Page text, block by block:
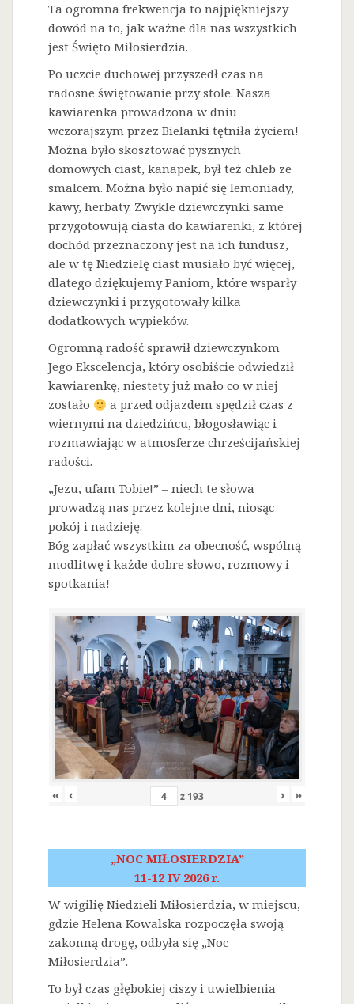
Ta ogromna frekwencja to najpiękniejszy
dowód na to, jak ważne dla nas wszystkich
jest Święto Miłosierdzia.
Po uczcie duchowej przyszedł czas na
radosne świętowanie przy stole. Nasza
kawiarenka prowadzona w dniu
wczorajszym przez Bielanki tętniła życiem!
Można było skosztować pysznych
domowych ciast, kanapek, był też chleb ze
smalcem. Można było napić się lemoniady,
kawy, herbaty. Zwykle dziewczynki same
przygotowują ciasta do kawiarenki, z której
dochód przeznaczony jest na ich fundusz,
ale w tę Niedzielę ciast musiało być więcej,
dlatego dziękujemy Paniom, które wsparły
dziewczynki i przygotowały kilka
dodatkowych wypieków.
Ogromną radość sprawił dziewczynkom
Jego Ekscelencja, który osobiście odwiedził
kawiarenkę, niestety już mało co w niej
zostało
a przed odjazdem spędził czas z
wiernymi na dziedzińcu, błogosławiąc i
rozmawiając w atmosferze chrześcijańskiej
radości.
„Jezu, ufam Tobie!” – niech te słowa
prowadzą nas przez kolejne dni, niosąc
pokój i nadzieję.
Bóg zapłać wszystkim za obecność, wspólną
modlitwę i każde dobre słowo, rozmowy i
spotkania!
« ‹ z 193 › »
„NOC MIŁOSIERDZIA”
11-12 IV 2026 r.
W wigilię Niedzieli Miłosierdzia, w miejscu,
gdzie Helena Kowalska rozpoczęła swoją
zakonną drogę, odbyła się „Noc
Miłosierdzia”.
To był czas głębokiej ciszy i uwielbienia